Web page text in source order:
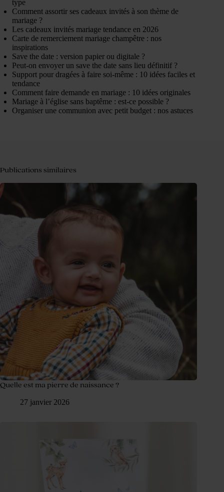
type
Comment assortir ses cadeaux invités à son thème de
mariage ?
Les cadeaux invités mariage tendance en 2026
Carte de remerciement mariage champêtre : nos
inspirations
Save the date : version papier ou digitale ?
Peut-on envoyer un save the date sans lieu définitif ?
Support pour dragées à faire soi-même : 10 idées faciles et
tendance
Comment faire demande en mariage : 10 idées originales
Mariage à l’église sans baptême : est-ce possible ?
Organiser une communion avec petit budget : nos astuces
Publications similaires
Quelle est ma pierre de naissance ?
27 janvier 2026